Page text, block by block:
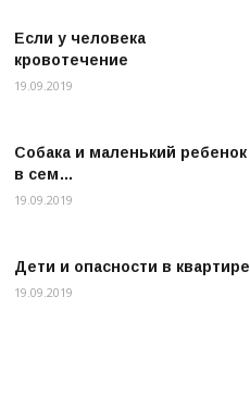
Если у человека
кровотечение
19.09.2019
Собака и маленький ребенок
в сем…
19.09.2019
Дети и опасности в квартире
19.09.2019